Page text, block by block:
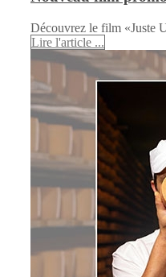
Découvrez le film «Juste
Lire l'article ...